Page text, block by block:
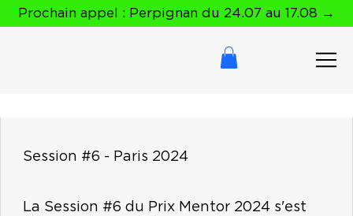
Prochain appel : Perpignan du 24.07 au 17.08 →
Session #6 - Paris 2024
La Session #6 du Prix Mentor 2024 s'est